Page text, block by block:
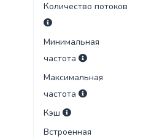
Количество потоков
Минимальная
частота
Максимальная
частота
Кэш
Встроенная